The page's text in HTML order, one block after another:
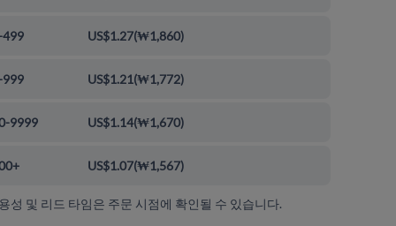
499 US$1.27(₩1,860)
999 US$1.21(₩1,772)
9999 US$1.14(₩1,670)
US$1.07(₩1,567)
성 및 리드 타임은 주문 시점에 확인될 수 있습니다.